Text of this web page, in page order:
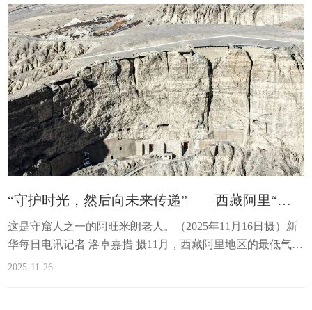
“守护时光，然后向未来传递”——西藏阿里“皮央和东嘎遗址”的石窟守护人
这是守窟人之一的阿旺米朗老人。（2025年11月16日摄）新
华每日电讯记者 洛卓嘉措 摄11月，西藏阿里地区的最低气温
已降至零下10摄氏度。82岁的阿旺米朗坐在阳光房里，目光
2025-11-26